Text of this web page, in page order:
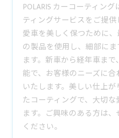
POLARIS カーコーティン
ティングサービスをご提
愛車を美しく保つために
の製品を使用し、細部に
ます。新車から経年車ま
能で、お客様のニーズに
いたします。美しい仕上
たコーティングで、大切
ます。ご興味のある方は
ください。